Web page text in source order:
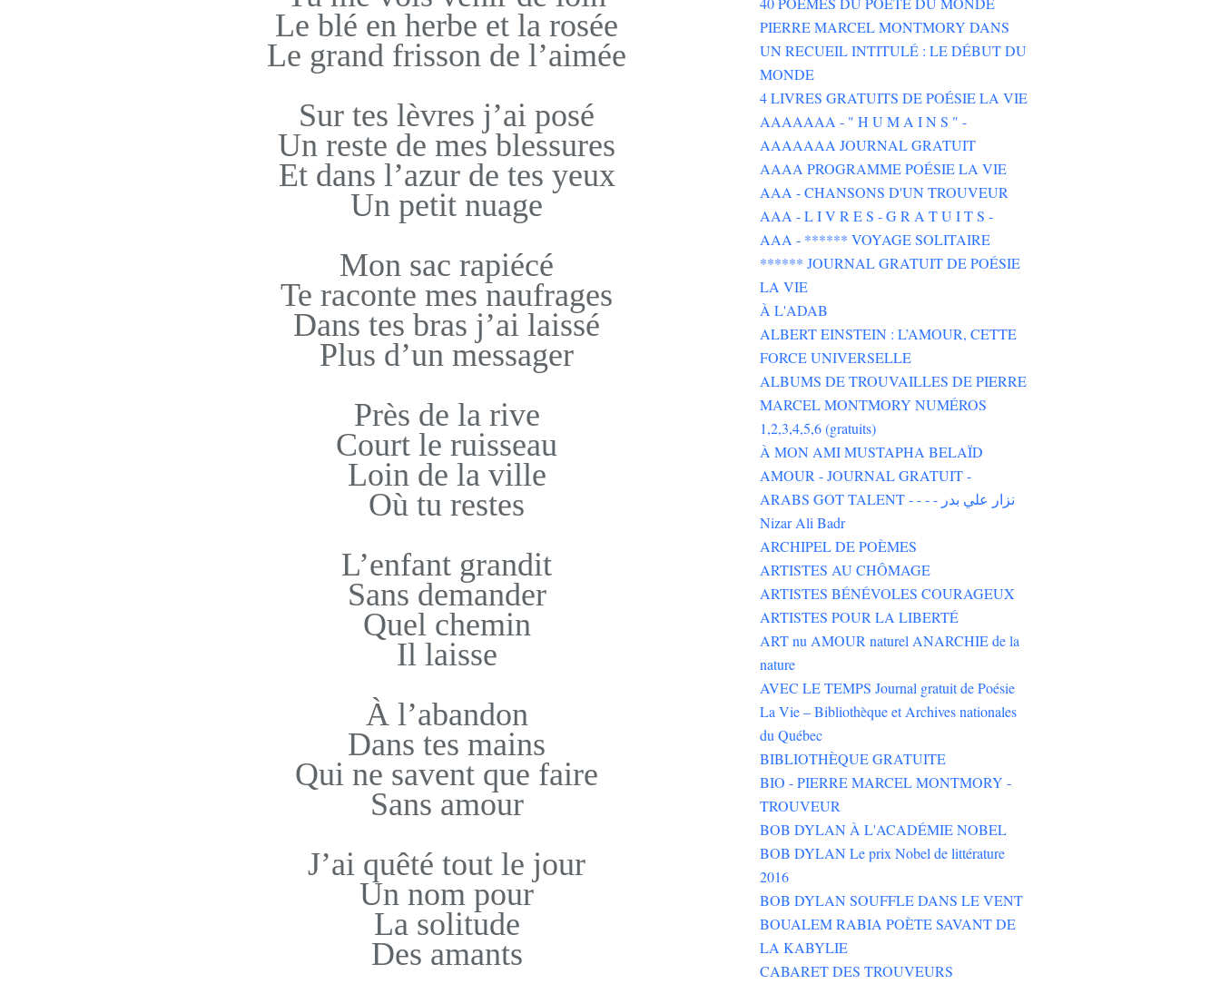
Le blé en herbe et la rosée
Le grand frisson de l’aimée
Sur tes lèvres j’ai posé
Un reste de mes blessures
Et dans l’azur de tes yeux
Un petit nuage
Mon sac rapiécé
Te raconte mes naufrages
Dans tes bras j’ai laissé
Plus d’un messager
Près de la rive
Court le ruisseau
Loin de la ville
Où tu restes
L’enfant grandit
Sans demander
Quel chemin
Il laisse
À l’abandon
Dans tes mains
Qui ne savent que faire
Sans amour
J’ai quêté tout le jour
Un nom pour
La solitude
Des amants
PIERRE MARCEL MONTMORY DANS
UN RECUEIL INTITULÉ : LE DÉBUT DU
MONDE
4 LIVRES GRATUITS DE POÉSIE LA VIE
AAAAAAA - " H U M A I N S " -
AAAAAAA JOURNAL GRATUIT
AAAA PROGRAMME POÉSIE LA VIE
AAA - CHANSONS D'UN TROUVEUR
AAA - L I V R E S - G R A T U I T S -
AAA - ****** VOYAGE SOLITAIRE
****** JOURNAL GRATUIT DE POÉSIE
LA VIE
À L'ADAB
ALBERT EINSTEIN : L’AMOUR, CETTE
FORCE UNIVERSELLE
ALBUMS DE TROUVAILLES DE PIERRE
MARCEL MONTMORY NUMÉROS
1,2,3,4,5,6 (gratuits)
À MON AMI MUSTAPHA BELAÏD
AMOUR - JOURNAL GRATUIT -
ARABS GOT TALENT - - - - نزار علي بدر
Nizar Ali Badr
ARCHIPEL DE POÈMES
ARTISTES AU CHÔMAGE
ARTISTES BÉNÉVOLES COURAGEUX
ARTISTES POUR LA LIBERTÉ
ART nu AMOUR naturel ANARCHIE de la
nature
AVEC LE TEMPS Journal gratuit de Poésie
La Vie – Bibliothèque et Archives nationales
du Québec
BIBLIOTHÈQUE GRATUITE
BIO - PIERRE MARCEL MONTMORY -
TROUVEUR
BOB DYLAN À L'ACADÉMIE NOBEL
BOB DYLAN Le prix Nobel de littérature
2016
BOB DYLAN SOUFFLE DANS LE VENT
BOUALEM RABIA POÈTE SAVANT DE
LA KABYLIE
CABARET DES TROUVEURS